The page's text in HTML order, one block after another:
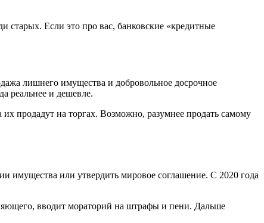
старых. Если это про вас, банковские «кредитные
лишнего имущества и добровольное досрочное
реальнее и дешевле.
продадут на торгах. Возможно, разумнее продать самому
имущества или утвердить мировое соглашение. С 2020 года
вводит мораторий на штрафы и пени. Дальше